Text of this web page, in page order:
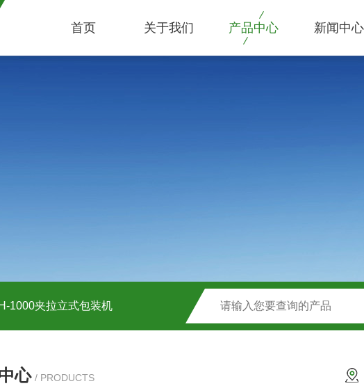
首页 关于我们 产品中心 新闻中心
1000夹拉立式包装机
心 / PRODUCTS